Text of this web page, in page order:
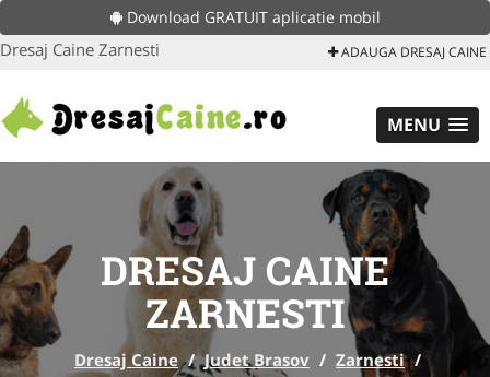
Download GRATUIT aplicatie mobil
Dresaj Caine Zarnesti ADAUGA DRESAJ CAINE
MENU
DRESAJ CAINE
ZARNESTI
Dresaj Caine / Judet Brasov / Zarnesti /